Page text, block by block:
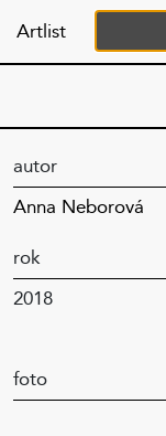
Artlist
autor
Anna Neborová
rok
2018
foto